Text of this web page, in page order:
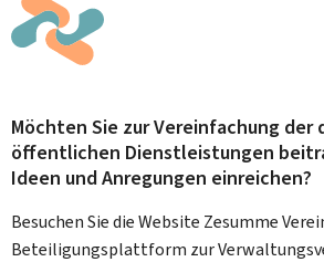
Möchten Sie zur Vereinfachung der
öffentlichen Dienstleistungen
Ideen und Anregungen einreichen?
Besuchen Sie die Website Zesumme
Beteiligungsplattform zur